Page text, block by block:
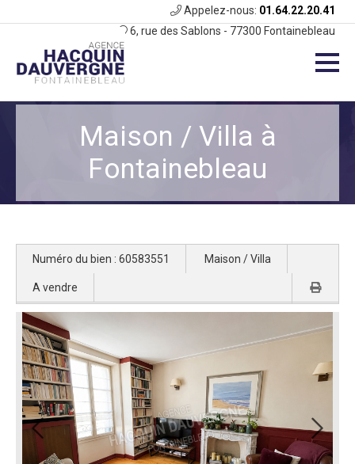
Appelez-nous: 01.64.22.20.41
6, rue des Sablons - 77300 Fontainebleau
Maison / Villa à
Fontainebleau
Numéro du bien : 60583551 Maison / Villa
A vendre